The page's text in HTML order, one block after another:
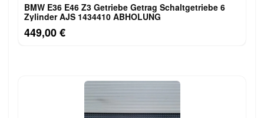
BMW E36 E46 Z3 Getriebe Getrag Schaltgetriebe 6
Zylinder AJS 1434410 ABHOLUNG
449,00 €